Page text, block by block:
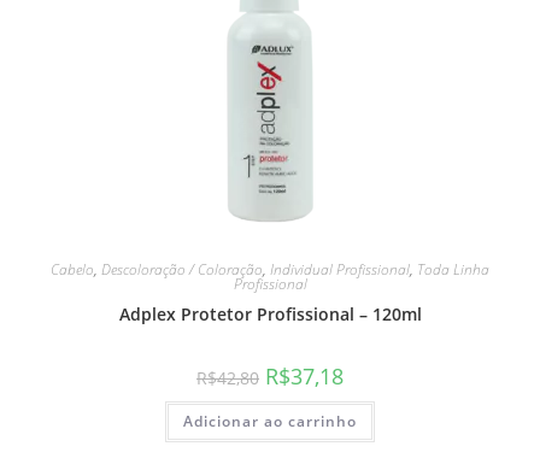
Cabelo, Descoloração / Coloração, Individual Profissional, Toda Linha
Profissional
Adplex Protetor Profissional – 120ml
R$42,80 R$37,18
Adicionar ao carrinho